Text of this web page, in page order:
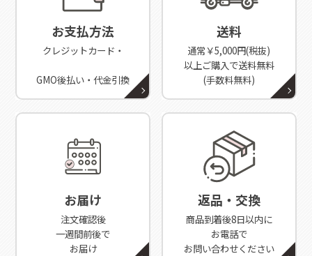
お支払方法
クレジットカード・
GMO後払い・代金引換
送料
通常￥5,000円(税抜)
以上ご購入で送料無料
(手数料無料)
お届け
注文確認後
一週間前後で
お届け
返品・交換
商品到着後8日以内に
お電話で
お問い合わせください